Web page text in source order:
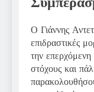
Ο Γιάννης
επιδραστικές
την
στόχους και